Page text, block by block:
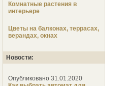
Комнатные растения в
интерьере
Цветы на балконах, террасах,
верандах, окнах
Новости:
Опубликовано 31.01.2020